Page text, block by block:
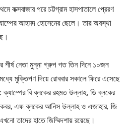
কক্সবাজার পরে চট্টগ্রাম হাসপাতালে প্রেরণ
আহমদ হোসেনের ছেলে। তার অবস্থা
শীর্ষ নেতা মুন্না গ্রুপ গত তিন দিনে ১০জন
মুক্তিপণ দিয়ে রোববার সকালে ফিরে এসেছে
বি ব্লকের রহমত উল্লাহ, ডি ব্লকের
এফ ব্লকের আনিস উল্লাহ ও এজাহার, জি
তাদের হাতে জিম্মিদশায় রয়েছে।